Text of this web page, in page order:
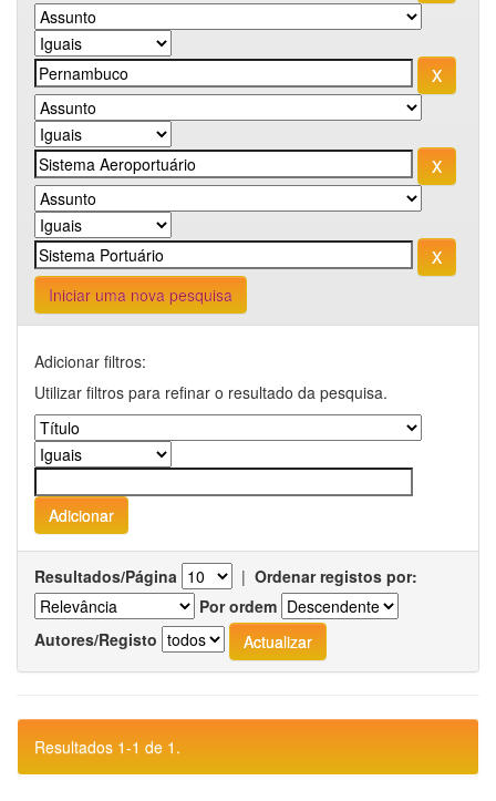
Iniciar uma nova pesquisa
Adicionar filtros:
Utilizar filtros para refinar o resultado da pesquisa.
Resultados/Página | Ordenar registos por:
Por ordem
Autores/Registo
Resultados 1-1 de 1.